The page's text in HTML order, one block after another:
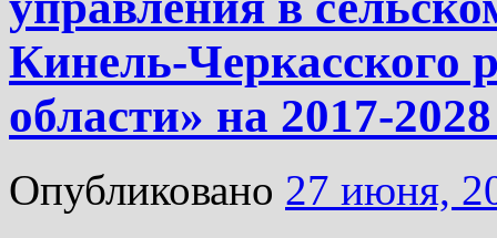
Кинель-Черкасского
области» на 2017-
Опубликовано 27 июня,